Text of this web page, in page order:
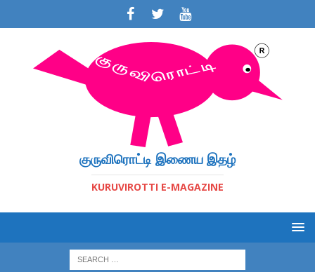
குருவிரொட்டி இணைய இதழ்
KURUVIROTTI E-MAGAZINE